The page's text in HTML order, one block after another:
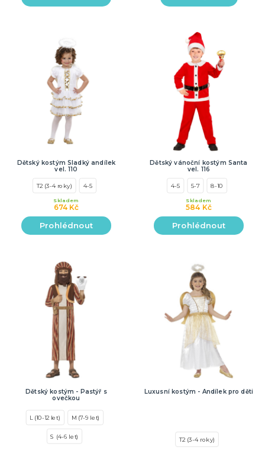
Dětský kostým Sladký andílek
vel. 110
T2 (3-4 roky) 4-5
674 Kč
Skladem
Prohlédnout
Dětský vánoční kostým Santa
vel. 116
4-5 5-7 8-10
584 Kč
Skladem
Prohlédnout
Dětský kostým - Pastýř s
ovečkou
L (10-12 let) M (7-9 let)
S (4-6 let)
Luxusní kostým - Andílek pro děti
T2 (3-4 roky)